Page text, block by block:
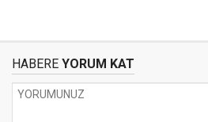
HABERE YORUM KAT